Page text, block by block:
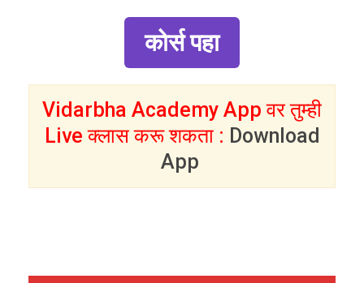
कोर्स पहा
Vidarbha Academy App वर तुम्ही
Live क्लास करू शकता : Download
App